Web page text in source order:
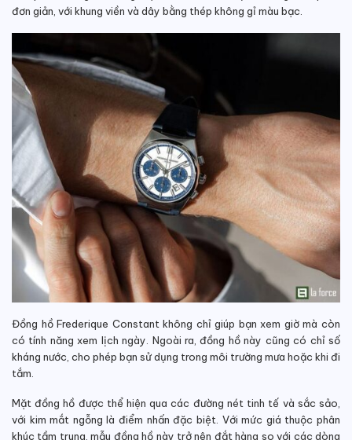
đơn giản, với khung viền và dây bằng thép không gỉ màu bạc.
Đồng hồ Frederique Constant không chỉ giúp bạn xem giờ mà còn
có tính năng xem lịch ngày. Ngoài ra, đồng hồ này cũng có chỉ số
kháng nước, cho phép bạn sử dụng trong môi trường mưa hoặc khi đi
tắm.
Mặt đồng hồ được thể hiện qua các đường nét tinh tế và sắc sảo,
với kim mắt ngỗng là điểm nhấn đặc biệt. Với mức giá thuộc phân
khúc tầm trung, mẫu đồng hồ này trở nên đắt hàng so với các dòng